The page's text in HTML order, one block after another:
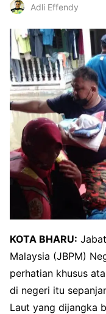
Adli Effendy
KOTA BHARU:
Malaysia (JBPM)
perhatian khusus
di negeri itu
Laut yang dijangka